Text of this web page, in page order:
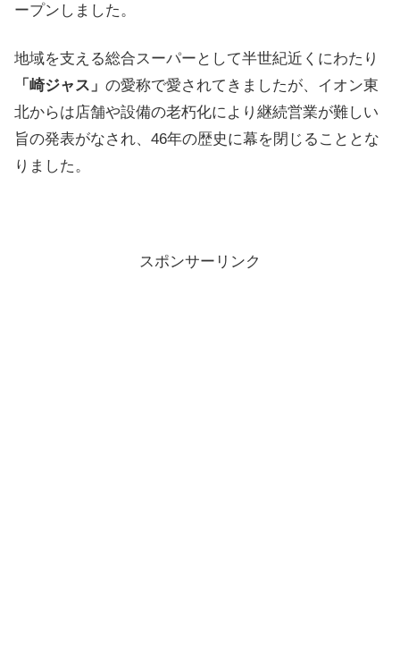
ープンしました。
地域を支える総合スーパーとして半世紀近くにわたり
「崎ジャス」 の愛称で愛されてきましたが、イオン東
北からは店舗や設備の老朽化により継続営業が難しい
旨の発表がなされ、46年の歴史に幕を閉じることとな
りました。
スポンサーリンク